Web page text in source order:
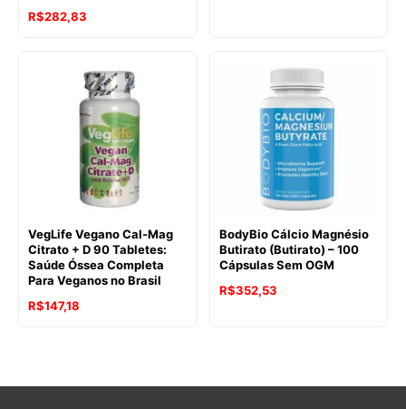
R$282,83
VegLife Vegano Cal-Mag
Citrato + D 90 Tabletes:
Saúde Óssea Completa
Para Veganos no Brasil
R$147,18
BodyBio Cálcio Magnésio
Butirato (Butirato) – 100
Cápsulas Sem OGM
R$352,53